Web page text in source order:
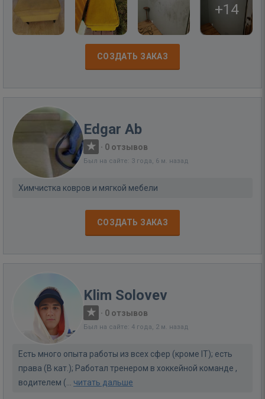
+14
СОЗДАТЬ ЗАКАЗ
Edgar Ab
· 0 отзывов
Был на сайте: 3 года, 6 м. назад
Химчистка ковров и мягкой мебели
СОЗДАТЬ ЗАКАЗ
Klim Solovev
· 0 отзывов
Был на сайте: 4 года, 2 м. назад
Есть много опыта работы из всех сфер (кроме IT); есть
права (В кат.); Работал тренером в хоккейной команде ,
водителем (... читать дальше